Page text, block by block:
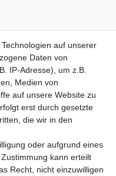
auf unserer
Daten von
IP-Adresse), um z.B.
Medien von
auf unsere Website zu
erst durch gesetzte
die wir in den
oder aufgrund eines
kann erteilt
Recht, nicht einzuwilligen